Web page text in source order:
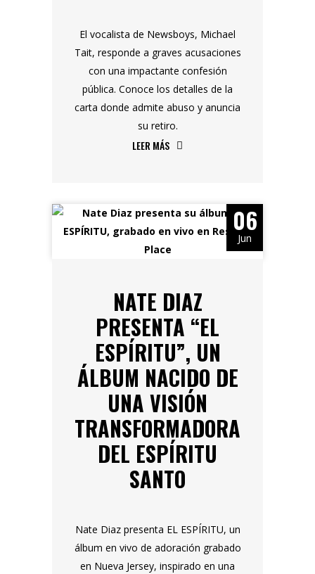
El vocalista de Newsboys, Michael
Tait, responde a graves acusaciones
con una impactante confesión
pública. Conoce los detalles de la
carta donde admite abuso y anuncia
su retiro.
LEER MÁS
06
Jun
NATE DIAZ
PRESENTA “EL
ESPÍRITU”, UN
ÁLBUM NACIDO DE
UNA VISIÓN
TRANSFORMADORA
DEL ESPÍRITU
SANTO
Nate Diaz presenta EL ESPÍRITU, un
álbum en vivo de adoración grabado
en Nueva Jersey, inspirado en una